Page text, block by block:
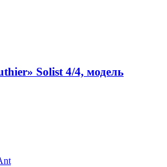
Solist 4/4, модель